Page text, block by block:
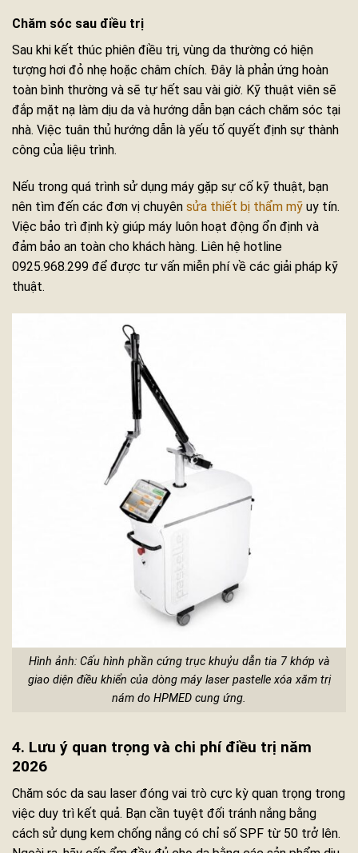
Chăm sóc sau điều trị
Sau khi kết thúc phiên điều trị, vùng da thường có hiện
tượng hơi đỏ nhẹ hoặc châm chích. Đây là phản ứng hoàn
toàn bình thường và sẽ tự hết sau vài giờ. Kỹ thuật viên sẽ
đắp mặt nạ làm dịu da và hướng dẫn bạn cách chăm sóc tại
nhà. Việc tuân thủ hướng dẫn là yếu tố quyết định sự thành
công của liệu trình.
Nếu trong quá trình sử dụng máy gặp sự cố kỹ thuật, bạn
nên tìm đến các đơn vị chuyên sửa thiết bị thẩm mỹ uy tín.
Việc bảo trì định kỳ giúp máy luôn hoạt động ổn định và
đảm bảo an toàn cho khách hàng. Liên hệ hotline
0925.968.299 để được tư vấn miễn phí về các giải pháp kỹ
thuật.
Hình ảnh: Cấu hình phần cứng trục khuỷu dẫn tia 7 khớp và
giao diện điều khiển của dòng máy laser pastelle xóa xăm trị
nám do HPMED cung ứng.
4. Lưu ý quan trọng và chi phí điều trị năm
2026
Chăm sóc da sau laser đóng vai trò cực kỳ quan trọng trong
việc duy trì kết quả. Bạn cần tuyệt đối tránh nắng bằng
cách sử dụng kem chống nắng có chỉ số SPF từ 50 trở lên.